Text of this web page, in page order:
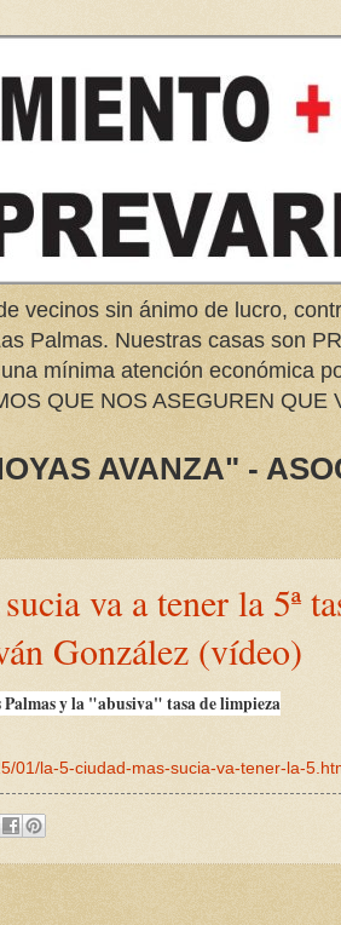
vecinos sin ánimo de lucro,
Palmas. Nuestras casas son
mínima atención económica
QUE NOS ASEGUREN QUE
AVANZA" -
va a tener la 5ª
González (vídeo)
y la "abusiva" tasa de limpieza
01/la-5-ciudad-mas-sucia-va-tener-la-